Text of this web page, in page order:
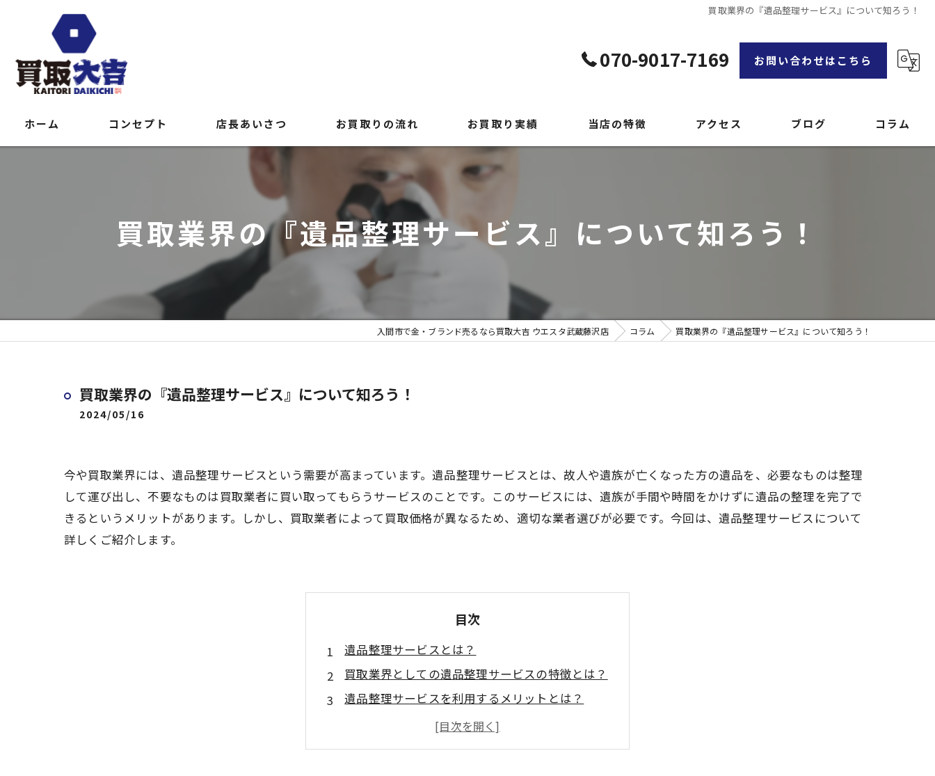
買取業界の『遺品整理サービス』について知ろう！
070-9017-7169 お問い合わせはこちら
ホーム コンセプト 店長あいさつ お買取りの流れ
よくある質問
お買取り実績 当店の特徴
ブランド品
不用品買取・遺品整理
アクセス ブログ コラム
買取業界の『遺品整理サービス』について知ろう！
入間市で金・ブランド売るなら買取大吉 ウエスタ武蔵藤沢店 コラム 買取業界の『遺品整理サービス』について知ろう！
買取業界の『遺品整理サービス』について知ろう！
2024/05/16
今や買取業界には、遺品整理サービスという需要が高まっています。遺品整理サービスとは、故人や遺族が亡くなった方の遺品を、必要なものは整理
して運び出し、不要なものは買取業者に買い取ってもらうサービスのことです。このサービスには、遺族が手間や時間をかけずに遺品の整理を完了で
きるというメリットがあります。しかし、買取業者によって買取価格が異なるため、適切な業者選びが必要です。今回は、遺品整理サービスについて
詳しくご紹介します。
目次
遺品整理サービスとは？
買取業界としての遺品整理サービスの特徴とは？
遺品整理サービスを利用するメリットとは？
遺品整理サービスの買取価格の決定方法とは？
遺品整理サービスを選ぶ際のポイントとは？